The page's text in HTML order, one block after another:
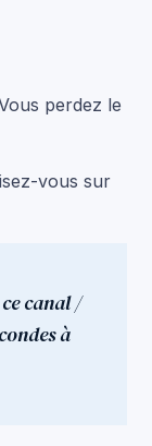
perdez le
vous sur
canal /
à